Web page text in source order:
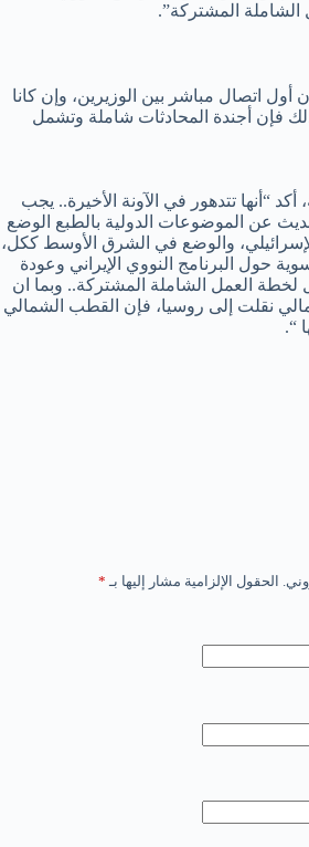
الشاملة المشتركة”.
أول اتصال مباشر بين الوزيرين، وإن كانا
فإن أجندة المحادثات شاملة وتشمل
أكد “أنها تتدهور في الآونة الأخيرة.. يجب
عن الموضوعات الدولية بالطبع الوضع
والوضع في الشرق الأوسط ككل،
حول البرنامج النووي الإيراني وعودة
لخطة العمل الشاملة المشتركة.. وبما ان
نقلت إلى روسيا، فإن القطب الشمالي
“.
الحقول الإلزامية مشار إليها بـ *